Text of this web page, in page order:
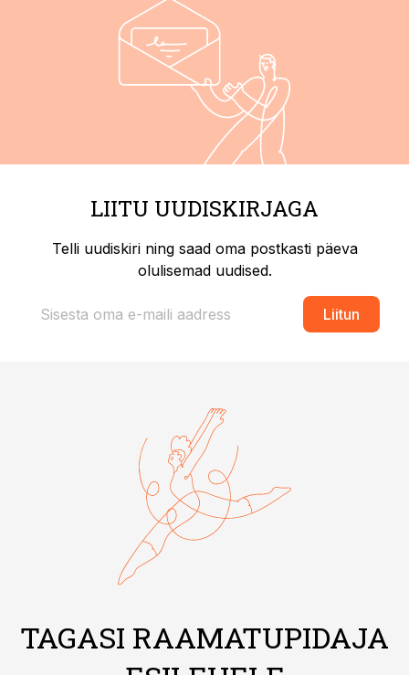
LIITU UUDISKIRJAGA
Telli uudiskiri ning saad oma postkasti päeva
olulisemad uudised.
Liitun
TAGASI RAAMATUPIDAJA